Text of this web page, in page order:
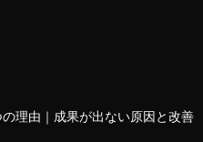
理由｜成果が出ない原因と改善